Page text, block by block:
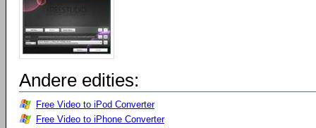
Andere edities:
Free Video to iPod Converter
Free Video to iPhone Converter